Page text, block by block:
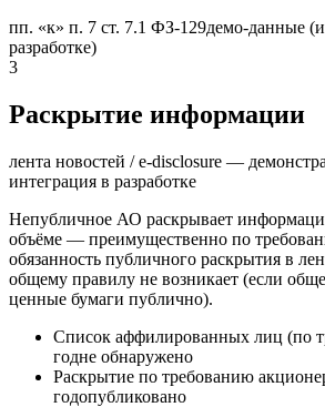
пп. «к» п. 7 ст. 7.1 ФЗ-129демо-данные
разработке)
3
Раскрытие информации
лента новостей / e-disclosure —
интеграция в разработке
Непубличное АО раскрывает
объёме — преимущественно по
обязанность публичного раскрытия в
общему правилу не возникает (если
ценные бумаги публично).
Список аффилированных лиц (по
годне обнаружено
Раскрытие по требованию
годопубликовано